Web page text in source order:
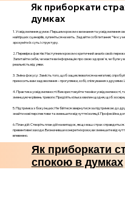
Як приборкати
думках
1. Усвідомлення думок: Першим кроком є визнання та усвідомлення
найгірших сценаріїв, зупиніться на мить. Задайте собі питання: "Чи є
зрозуміти їх суть і структуру.
2. Перевірка фактів: Наступним кроком є критичний аналіз своїх
Запитайте себе, чи маєте ви інформацію про свою здоров'я, чи були у
реальність від уяви.
3. Зміна фокусу: Замість того, щоб зациклюватися на негативі,
приносить вам задоволення – прогулянки, хобі, спілкування з
4. Практика усвідомленості: Використовуйте техніки
зменшуючи рівень тривоги. Приділіть кілька хвилин щодня, щоб
5. Підтримка з боку інших: Не бійтеся звернутися за підтримкою до
знайти нові перспективи та зменшити відчуття ізоляції. Професійна
6. План дій: Створіть план дій на випадок, якщо ваш страх
превентивні заходи. Визначивши конкретні кроки, ви зменшите
впевнено.
Як приборкати
спокою в думках